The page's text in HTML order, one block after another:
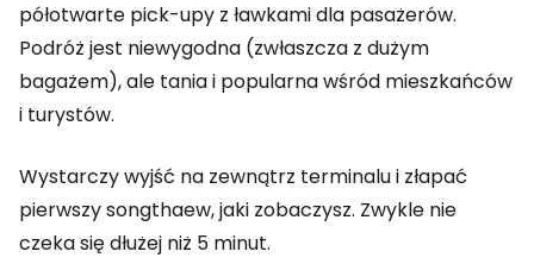
półotwarte pick-upy z ławkami dla pasażerów.
Podróż jest niewygodna (zwłaszcza z dużym
bagażem), ale tania i popularna wśród mieszkańców
i turystów.
Wystarczy wyjść na zewnątrz terminalu i złapać
pierwszy songthaew, jaki zobaczysz. Zwykle nie
czeka się dłużej niż 5 minut.